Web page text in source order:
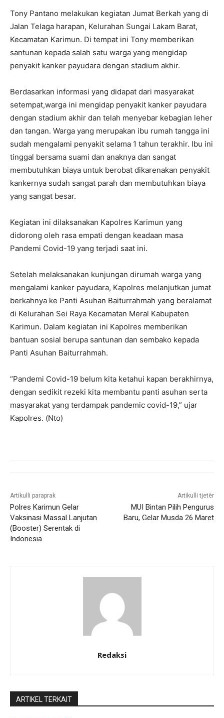
Tony Pantano melakukan kegiatan Jumat Berkah yang di
Jalan Telaga harapan, Kelurahan Sungai Lakam Barat,
Kecamatan Karimun. Di tempat ini Tony memberikan
santunan kepada salah satu warga yang mengidap
penyakit kanker payudara dengan stadium akhir.
Berdasarkan informasi yang didapat dari masyarakat
setempat,warga ini mengidap penyakit kanker payudara
dengan stadium akhir dan telah menyebar kebagian leher
dan tangan. Warga yang merupakan ibu rumah tangga ini
sudah mengalami penyakit selama 1 tahun terakhir. Ibu ini
tinggal bersama suami dan anaknya dan sangat
membutuhkan biaya untuk berobat dikarenakan penyakit
kankernya sudah sangat parah dan membutuhkan biaya
yang sangat besar.
Kegiatan ini dilaksanakan Kapolres Karimun yang
didorong oleh rasa empati dengan keadaan masa
Pandemi Covid-19 yang terjadi saat ini.
Setelah melaksanakan kunjungan dirumah warga yang
mengalami kanker payudara, Kapolres melanjutkan jumat
berkahnya ke Panti Asuhan Baiturrahmah yang beralamat
di Kelurahan Sei Raya Kecamatan Meral Kabupaten
Karimun. Dalam kegiatan ini Kapolres memberikan
bantuan sosial berupa santunan dan sembako kepada
Panti Asuhan Baiturrahmah.
“Pandemi Covid-19 belum kita ketahui kapan berakhirnya,
dengan sedikit rezeki kita membantu panti asuhan serta
masyarakat yang terdampak pandemic covid-19,” ujar
Kapolres. (Nto)
Artikulli paraprak
Polres Karimun Gelar
Vaksinasi Massal Lanjutan
(Booster) Serentak di
Indonesia
Artikulli tjetër
MUI Bintan Pilih Pengurus
Baru, Gelar Musda 26 Maret
Redaksi
ARTIKEL TERKAIT